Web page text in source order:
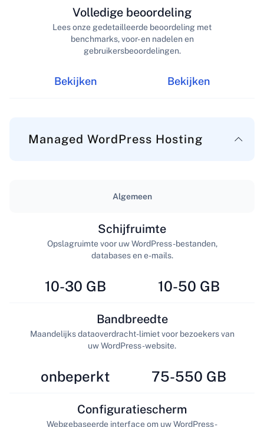
Bekijken
Volledige beoordeling
Lees onze gedetailleerde beoordeling met
benchmarks, voor- en nadelen en
gebruikersbeoordelingen.
Bekijken
Managed WordPress Hosting
Algemeen
10-30 GB
Schijfruimte
Opslagruimte voor uw WordPress-bestanden,
databases en e-mails.
10-50 GB
onbeperkt
Bandbreedte
Maandelijks dataoverdracht-limiet voor bezoekers van
uw WordPress-website.
75-550 GB
Configuratiescherm
Webgebaseerde interface om uw WordPress-